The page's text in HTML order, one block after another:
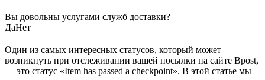
Вы довольны услугами служб доставки?
ДаНет
Один из самых интересных статусов, который может
возникнуть при отслеживании вашей посылки на сайте Bpost,
— это статус «Item has passed a checkpoint». В этой статье мы